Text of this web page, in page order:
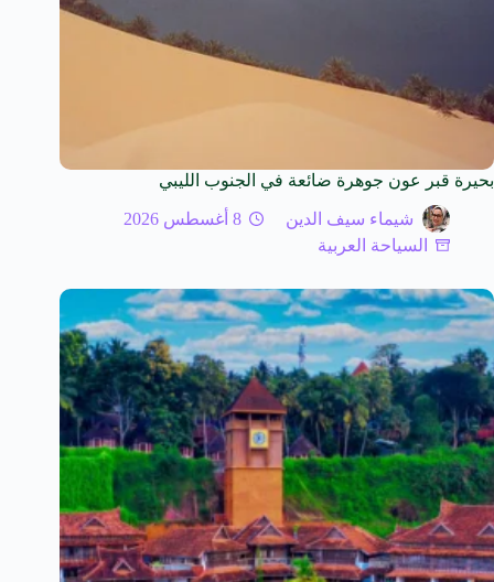
بحيرة قبر عون جوهرة ضائعة في الجنوب الليبي
شيماء سيف الدين
8 أغسطس 2026
السياحة العربية